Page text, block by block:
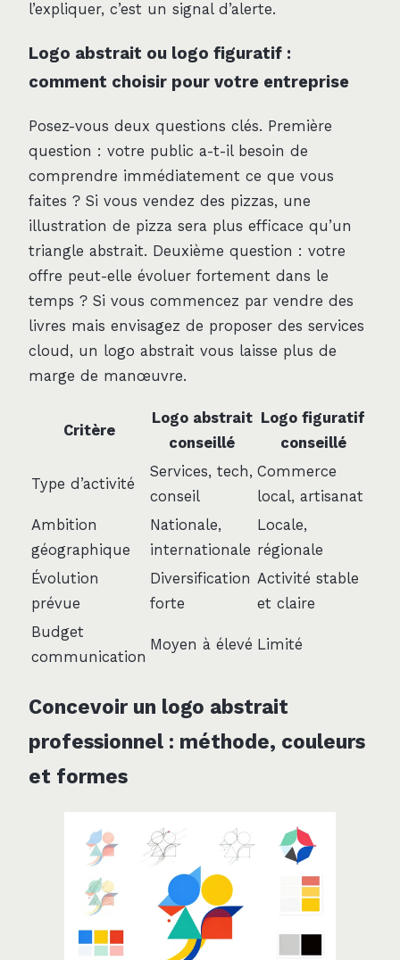
l’expliquer, c’est un signal d’alerte.
Logo abstrait ou logo figuratif :
comment choisir pour votre entreprise
Posez-vous deux questions clés. Première
question : votre public a-t-il besoin de
comprendre immédiatement ce que vous
faites ? Si vous vendez des pizzas, une
illustration de pizza sera plus efficace qu’un
triangle abstrait. Deuxième question : votre
offre peut-elle évoluer fortement dans le
temps ? Si vous commencez par vendre des
livres mais envisagez de proposer des services
cloud, un logo abstrait vous laisse plus de
marge de manœuvre.
Critère
Logo abstrait
conseillé
Logo figuratif
conseillé
Type d’activité
Services, tech,
conseil
Commerce
local, artisanat
Ambition
géographique
Nationale,
internationale
Locale,
régionale
Évolution
prévue
Diversification
forte
Activité stable
et claire
Budget
communication
Moyen à élevé Limité
Concevoir un logo abstrait
professionnel : méthode, couleurs
et formes